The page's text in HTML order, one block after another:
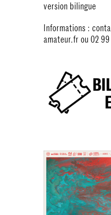
version bilingue
Informations :
amateur.fr ou 02 99